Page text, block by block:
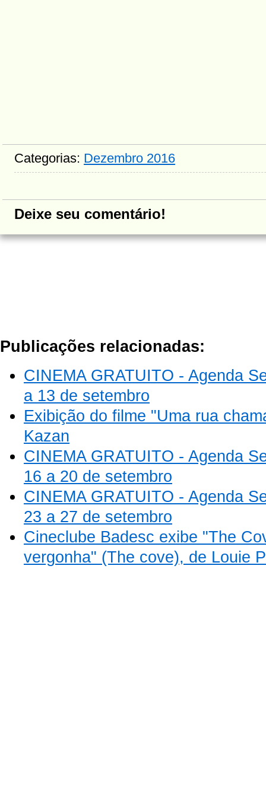
Categorias: Dezembro 2016
Deixe seu comentário!
Publicações relacionadas:
CINEMA GRATUITO - Agenda
a 13 de setembro
Exibição do filme "Uma rua
Kazan
CINEMA GRATUITO - Agenda
16 a 20 de setembro
CINEMA GRATUITO - Agenda
23 a 27 de setembro
Cineclube Badesc exibe "The
vergonha" (The cove), de Louie